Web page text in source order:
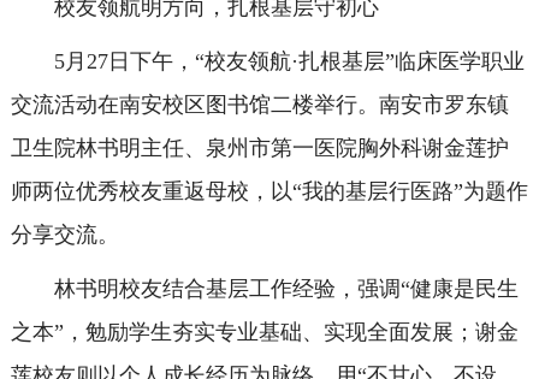
校友领航明方向，扎根基层守初心
5月27日下午，“校友领航·扎根基层”临床医学职业
交流活动在南安校区图书馆二楼举行。南安市罗东镇
卫生院林书明主任、泉州市第一医院胸外科谢金莲护
师两位优秀校友重返母校，以“我的基层行医路”为题作
分享交流。
林书明校友结合基层工作经验，强调“健康是民生
之本”，勉励学生夯实专业基础、实现全面发展；谢金